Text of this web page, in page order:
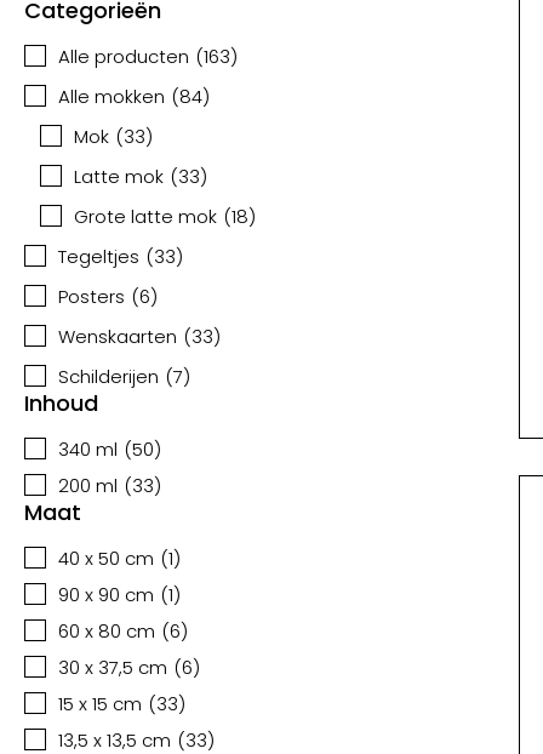
Categorieën
Alle producten (163)
Alle mokken (84)
Mok (33)
Latte mok (33)
Grote latte mok (18)
Tegeltjes (33)
Posters (6)
Wenskaarten (33)
Schilderijen (7)
Inhoud
340 ml (50)
200 ml (33)
Maat
40 x 50 cm (1)
90 x 90 cm (1)
60 x 80 cm (6)
30 x 37,5 cm (6)
15 x 15 cm (33)
13,5 x 13,5 cm (33)